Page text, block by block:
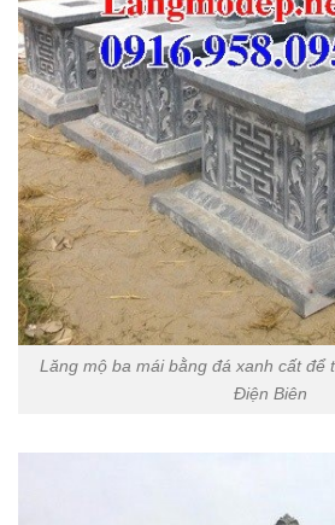
Lăng mộ ba mái bằng đá xanh cất để
Điện Biên